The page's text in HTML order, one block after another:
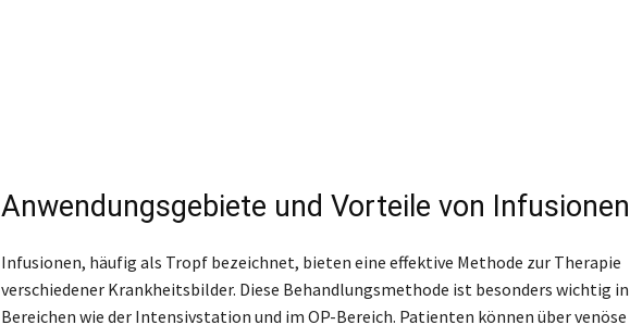
Anwendungsgebiete und Vorteile von Infusionen
Infusionen, häufig als Tropf bezeichnet, bieten eine effektive Methode zur Therapie
verschiedener Krankheitsbilder. Diese Behandlungsmethode ist besonders wichtig in
Bereichen wie der Intensivstation und im OP-Bereich. Patienten können über venöse